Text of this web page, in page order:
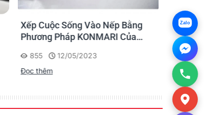
Xếp Cuộc Sống Vào Nếp Bằng
Phương Pháp KONMARI Của
855
12/05/2023
Đọc thêm
Ứng
nhãn
1175
Đọc thêm
Zalo